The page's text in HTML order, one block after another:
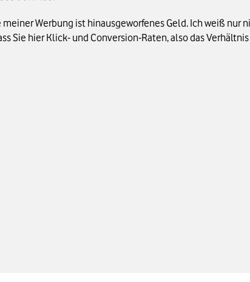
Werbung ist hinausgeworfenes Geld. Ich weiß nur
Sie hier Klick- und Conversion-Raten, also das